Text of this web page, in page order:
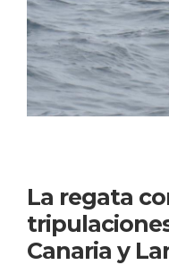
La regata
Canaria y